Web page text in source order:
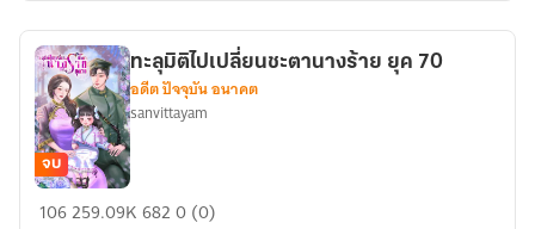
70
(รี
ไรท์)
ทะลุ
จบ
ทะลุมิติไปเปลี่ยนชะตานางร้าย ยุค 70
อดีต ปัจจุบัน อนาคต
sanvittayam
106259.09K6820 (0)